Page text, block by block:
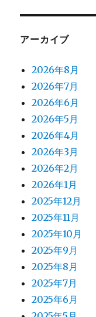
アーカイブ
2026年8月
2026年7月
2026年6月
2026年5月
2026年4月
2026年3月
2026年2月
2026年1月
2025年12月
2025年11月
2025年10月
2025年9月
2025年8月
2025年7月
2025年6月